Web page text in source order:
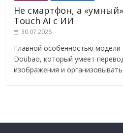
Не смартфон, а
Touch AI с ИИ
30.07.2026
Главной особенностью
Doubao, который умеет
изображения и